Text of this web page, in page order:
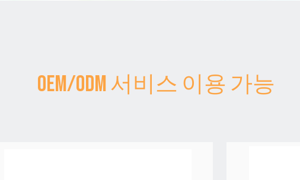
OEM/ODM 서비스 이용 가능